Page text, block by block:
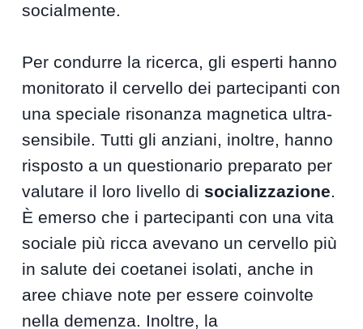
socialmente.
Per condurre la ricerca, gli esperti hanno
monitorato il cervello dei partecipanti con
una speciale risonanza magnetica ultra-
sensibile. Tutti gli anziani, inoltre, hanno
risposto a un questionario preparato per
valutare il loro livello di socializzazione.
È emerso che i partecipanti con una vita
sociale più ricca avevano un cervello più
in salute dei coetanei isolati, anche in
aree chiave note per essere coinvolte
nella demenza. Inoltre, la